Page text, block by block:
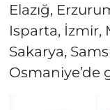
Elazığ,
Isparta, İzmir,
Sakarya,